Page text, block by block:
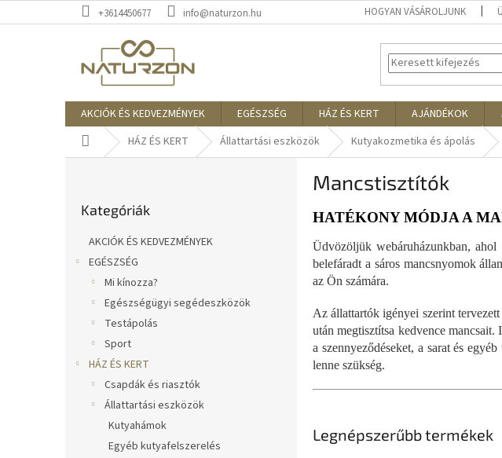
a
+3614450677 info@naturzon.hu HOGYAN VÁSÁROLJUNK
AKCIÓK ÉS KEDVEZMÉNYEK EGÉSZSÉG HÁZ ÉS KERT AJÁNDÉKOK
KezdőlapHÁZ ÉS KERT Állattartási eszközök Kutyakozmetika és ápolás
átugrása
Kategóriák
AKCIÓK ÉS KEDVEZMÉNYEK
EGÉSZSÉG
Mi kínozza?
Egészségügyi segédeszközök
Testápolás
Sport
HÁZ ÉS KERT
Csapdák és riasztók
Állattartási eszközök
Kutyahámok
Egyéb kutyafelszerelés
Mancstisztítók
HATÉKONY MÓDJA A
Üdvözöljük webáruházunkban,
belefáradt a sáros mancsnyomok
az Ön számára.
Az állattartók igényei szerint
után megtisztítsa kedvence
a szennyeződéseket, a sarat és
lenne szükség.
Legnépszerűbb termékek